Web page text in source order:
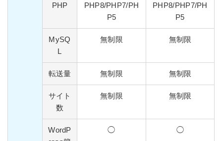
PHP
PHP8/PHP7/PH
P5
PHP8/PHP7/PH
P5
MySQ
L
無制限 無制限
転送量 無制限 無制限
サイト
数
無制限 無制限
WordP
◯ ◯